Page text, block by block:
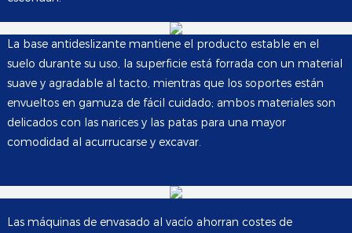
La base antideslizante mantiene el producto estable en el
suelo durante su uso, la superficie está forrada con un material
suave y agradable al tacto, mientras que los soportes están
envueltos en gamuza de fácil cuidado; ambos materiales son
delicados con las narices y las patas para una mayor
comodidad al acurrucarse y excavar.
Las máquinas de envasado al vacío ahorran costes de